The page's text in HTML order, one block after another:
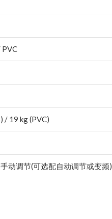
PVC
/ 19 kg (PVC)
动调节(可选配自动调节或变频)